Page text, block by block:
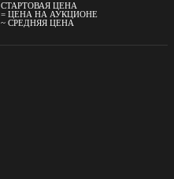
СТАРТОВАЯ ЦЕНА
= ЦЕНА НА АУКЦИОНЕ
~ СРЕДНЯЯ ЦЕНА